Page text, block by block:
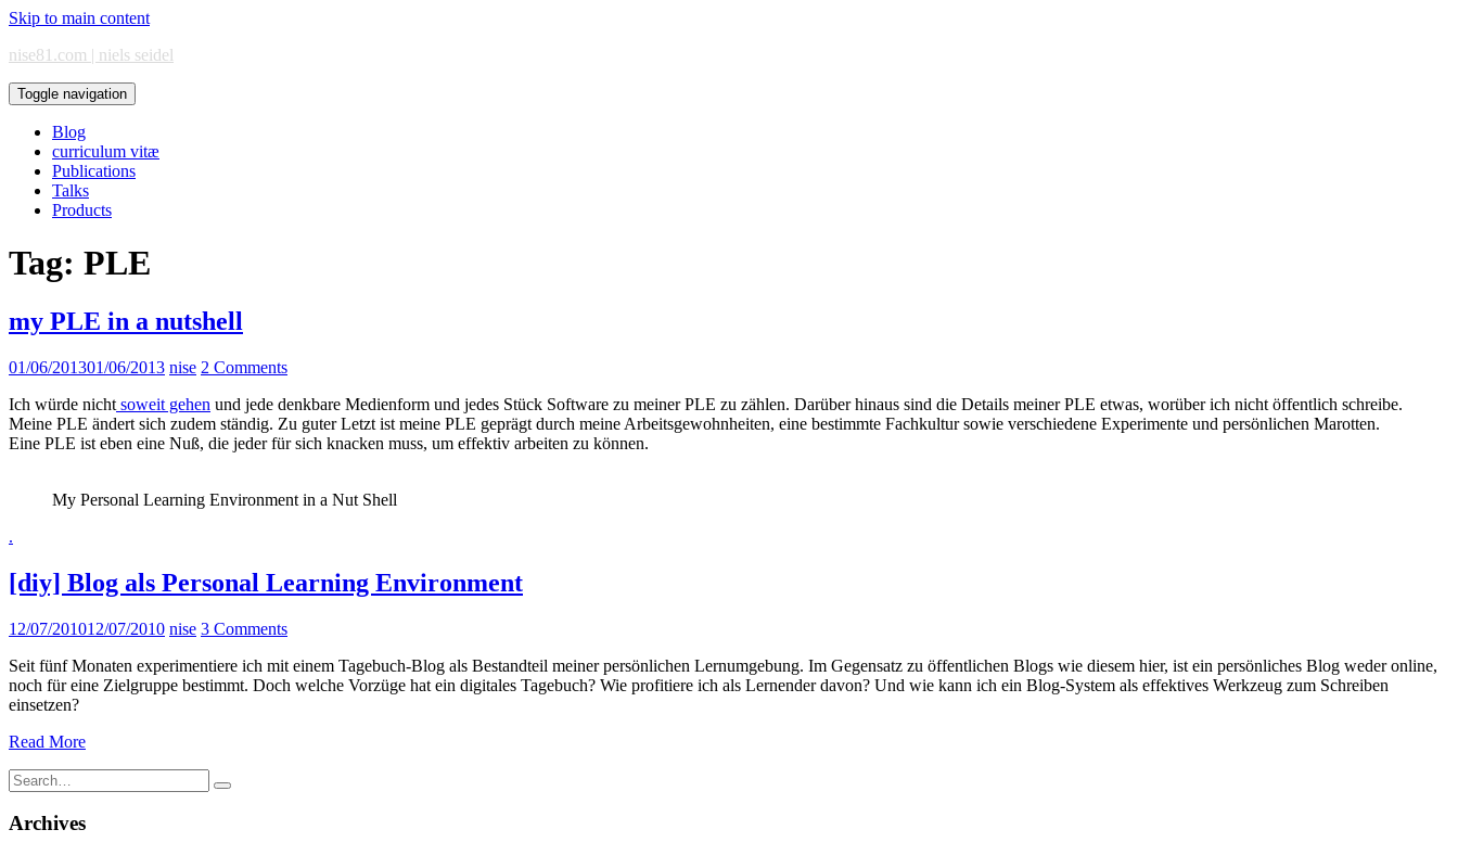
Skip to main content
nise81.com | niels seidel
Toggle navigation
Blog
curriculum vitæ
Publications
Talks
Products
Tag: PLE
my PLE in a nutshell
01/06/201301/06/2013 nise 2 Comments
Ich würde nicht soweit gehen und jede denkbare Medienform und jedes Stück Software zu meiner PLE zu zählen. Darüber hinaus sind die Details meiner PLE etwas, worüber ich nicht öffentlich schreibe.
Meine PLE ändert sich zudem ständig. Zu guter Letzt ist meine PLE geprägt durch meine Arbeitsgewohnheiten, eine bestimmte Fachkultur sowie verschiedene Experimente und persönlichen Marotten.
Eine PLE ist eben eine Nuß, die jeder für sich knacken muss, um effektiv arbeiten zu können.
My Personal Learning Environment in a Nut Shell
.
[diy] Blog als Personal Learning Environment
12/07/201012/07/2010 nise 3 Comments
Seit fünf Monaten experimentiere ich mit einem Tagebuch-Blog als Bestandteil meiner persönlichen Lernumgebung. Im Gegensatz zu öffentlichen Blogs wie diesem hier, ist ein persönliches Blog weder online,
noch für eine Zielgruppe bestimmt. Doch welche Vorzüge hat ein digitales Tagebuch? Wie profitiere ich als Lernender davon? Und wie kann ich ein Blog-System als effektives Werkzeug zum Schreiben
einsetzen?
Read More
Search
for:
Archives